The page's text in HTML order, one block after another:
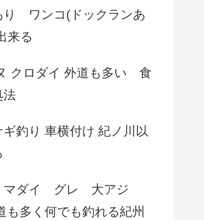
ワンコ(ドックランあ
来る
クロダイ 外道も多い 食
釣り 車横付け 紀ノ川以
ダイ グレ 大アジ
多く何でも釣れる紀州